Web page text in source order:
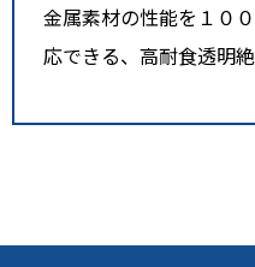
金属素材の性能を１０
応できる、高耐食透明